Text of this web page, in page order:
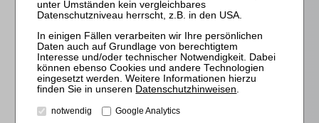
Für alle Endgeräte kompatible und browserbasierte
Individuelle Assistenz bis zur Einwahl und Verbindung mit
unserem Online-Seminar
Hochwertige Unterlagen für die Teilnahme, ideal auch zum
späteren Nachschlagen
Erwerb des anerkanntenRWS-Zertifikats
Datenschutzhinweisen
notwendig Google Analytics